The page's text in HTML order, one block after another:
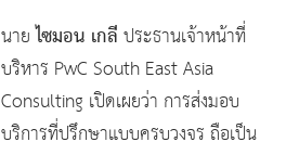
นายไซมอน เกลีประธานเจ้าหน้าที่
บริหาร PwC South East Asia
Consulting เปิดเผยว่า การส่งมอบ
บริการที่ปรึกษาแบบครบวงจร ถือเป็น